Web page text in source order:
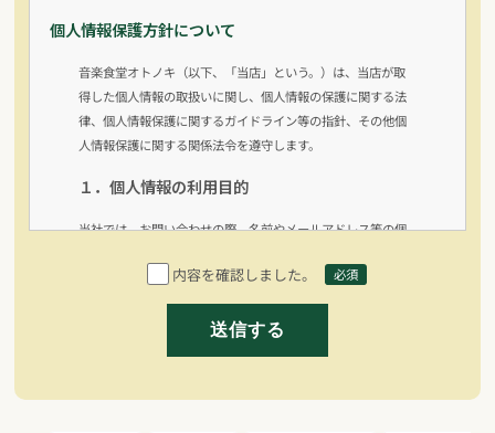
個人情報保護方針について
音楽食堂オトノキ（以下、「当店」という。）は、当店が取
得した個人情報の取扱いに関し、個人情報の保護に関する法
律、個人情報保護に関するガイドライン等の指針、その他個
人情報保護に関する関係法令を遵守します。
１．個人情報の利用目的
当社では、お問い合わせの際、名前やメールアドレス等の個
お問い合わせに対する回答や必要な情報を電子メールなどを
でご連絡する場合に利用させていただくものであり、これら
の目的以外では利用いたしません。
内容を確認しました。 必須